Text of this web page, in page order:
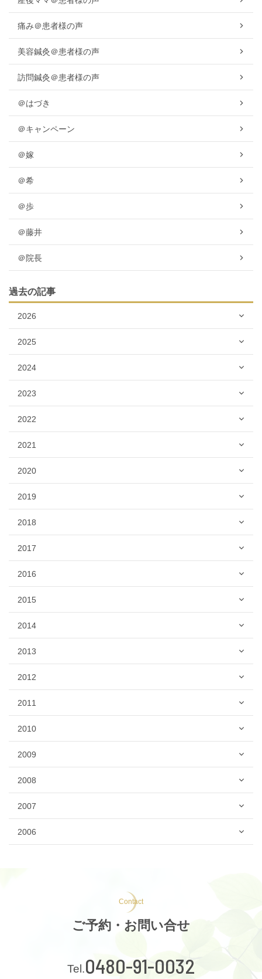
痛み＠患者様の声
美容鍼灸＠患者様の声
訪問鍼灸＠患者様の声
＠はづき
＠キャンペーン
＠嫁
＠希
＠歩
＠藤井
＠院長
過去の記事
2026
2025
2024
2023
2022
2021
2020
2019
2018
2017
2016
2015
2014
2013
2012
2011
2010
2009
2008
2007
2006
Contact
ご予約・お問い合せ
0480-91-0032